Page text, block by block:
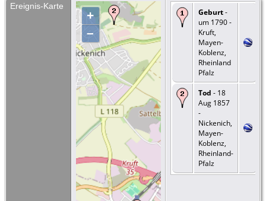
Ereignis-Karte
+
–
Geburt-
um 1790 -
Kruft,
Mayen-
Koblenz,
Rheinland
Pfalz
Tod - 18
Aug 1857
-
Nickenich,
Mayen-
Koblenz,
Rheinland-
Pfalz